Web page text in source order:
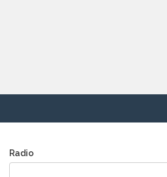
Radio